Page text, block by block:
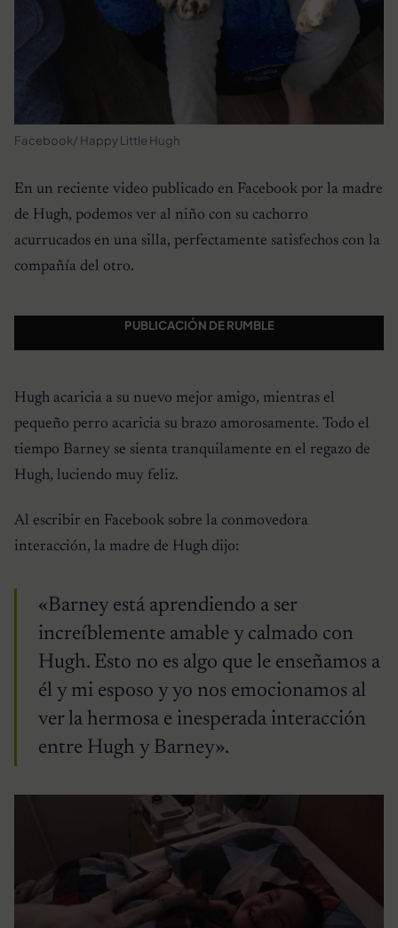
Facebook/ Happy Little Hugh
En un reciente video publicado en Facebook por la madre
de Hugh, podemos ver al niño con su cachorro
acurrucados en una silla, perfectamente satisfechos con la
compañía del otro.
PUBLICACIÓN DE RUMBLE
Hugh acaricia a su nuevo mejor amigo, mientras el
pequeño perro acaricia su brazo amorosamente. Todo el
tiempo Barney se sienta tranquilamente en el regazo de
Hugh, luciendo muy feliz.
Al escribir en Facebook sobre la conmovedora
interacción, la madre de Hugh dijo:
«Barney está aprendiendo a ser
increíblemente amable y calmado con
Hugh. Esto no es algo que le enseñamos a
él y mi esposo y yo nos emocionamos al
ver la hermosa e inesperada interacción
entre Hugh y Barney».